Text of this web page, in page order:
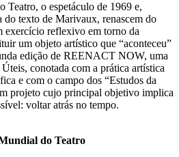
o espetáculo de 1969 e,
do texto de Marivaux, renascem do
reflexivo em torno da
um objeto artístico que “aconteceu”
edição de REENACT NOW, uma
conotada com a prática artística
e com o campo dos “Estudos da
projeto cujo principal objetivo implica
voltar atrás no tempo.
do Teatro